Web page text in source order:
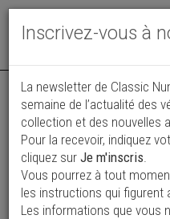
Annonce actualisée le 04/
Porsche 997 .2
*Historique
74 900 €
2009 Cabriolet / roadster
Inscrivez-vous à
La newsletter de Classic
semaine de l’actualité des
collection et des nouvelles
Pour la recevoir, indiquez
cliquez sur Je m'inscris.
Vous pourrez à tout
les instructions qui figurent
Les informations que vous